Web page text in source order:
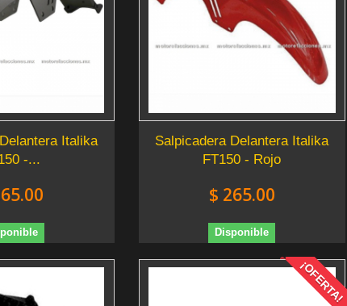
Italika
-...
Salpicadera Delantera Italika
FT150 - Rojo
$ 265.00
Disponible
¡OFERTA!